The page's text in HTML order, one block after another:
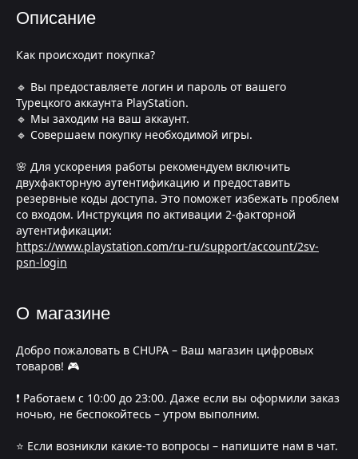
Описание
Как происходит покупка?
🔹 Вы предоставляете логин и пароль от вашего
Турецкого аккаунта PlayStation.
🔹 Мы заходим на ваш аккаунт.
🔹 Совершаем покупку необходимой игры.
🌸 Для ускорения работы рекомендуем включить
двухфакторную аутентификацию и предоставить
резервные коды доступа. Это поможет избежать проблем
со входом. Инструкция по активации 2-факторной
аутентификации:
https://www.playstation.com/ru-ru/support/account/2sv-
psn-login
О магазине
Добро пожаловать в CHUPA – Ваш магазин цифровых
товаров! 🎮
❗️ Работаем с 10:00 до 23:00. Даже если вы оформили заказ
ночью, не беспокойтесь – утром выполним.
⭐️ Если возникли какие-то вопросы – напишите нам в чат.